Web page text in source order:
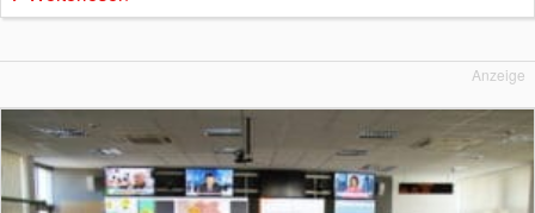
Anzeige